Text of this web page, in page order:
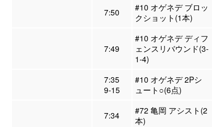
7:50
#10 オゲネデ ブロッ
クショット(1本)
7:49
#10 オゲネデ ディフ
ェンスリバウンド(3-
1-4)
7:35
9-15
#10 オゲネデ 2Pシ
ュート○(6点)
7:34
#72 亀岡 アシスト(2
本)